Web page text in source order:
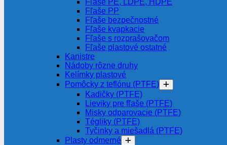
Fľaše PE, LDPE, HDPE
Fľaše PP
Fľaše bezpečnostné
Fľaše kvapkacie
Fľaše s rozprašovačom
Fľaše plastové ostatné
Kanistre
Nádoby rôzne druhy
Kelímky plastové
Pomôcky z teflónu (PTFE)
Kadičky (PTFE)
Lieviky pre fľaše (PTFE)
Misky odparovacie (PTFE)
Tégliky (PTFE)
Tyčinky a miešadlá (PTFE)
Plasty odmerné